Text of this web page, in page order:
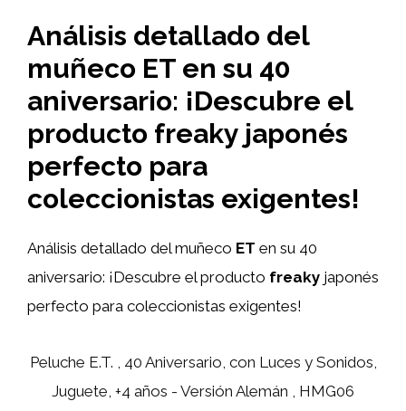
Análisis detallado del
muñeco ET en su 40
aniversario: ¡Descubre el
producto freaky japonés
perfecto para
coleccionistas exigentes!
Análisis detallado del muñeco ET en su 40
aniversario: ¡Descubre el producto freaky japonés
perfecto para coleccionistas exigentes!
Peluche E.T. , 40 Aniversario, con Luces y Sonidos,
Juguete, +4 años - Versión Alemán , HMG06